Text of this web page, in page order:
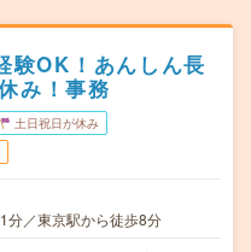
験OK！あんしん長
み！事務
土日祝日が休み
分／東京駅から徒歩8分